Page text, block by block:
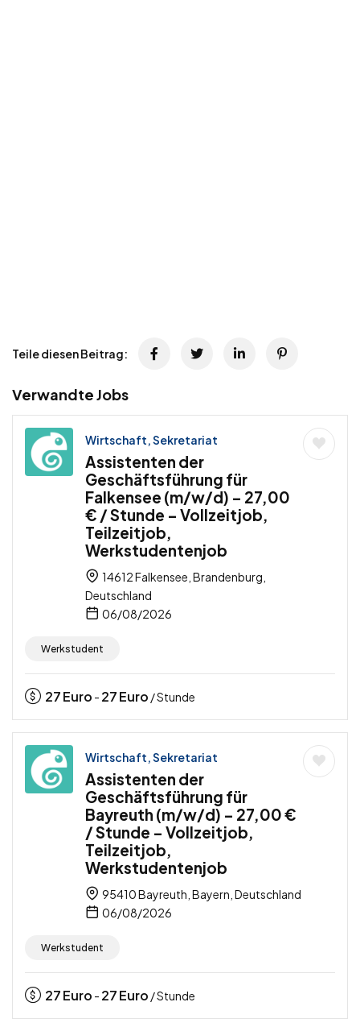
Teile diesen Beitrag:
Verwandte Jobs
Wirtschaft, Sekretariat
Assistenten der
Geschäftsführung für
Falkensee (m/w/d) – 27,00
€ / Stunde – Vollzeitjob,
Teilzeitjob,
Werkstudentenjob
14612 Falkensee, Brandenburg,
Deutschland
06/08/2026
Werkstudent
27Euro - 27Euro / Stunde
Wirtschaft, Sekretariat
Assistenten der
Geschäftsführung für
Bayreuth (m/w/d) – 27,00 €
/ Stunde – Vollzeitjob,
Teilzeitjob,
Werkstudentenjob
95410 Bayreuth, Bayern, Deutschland
06/08/2026
Werkstudent
27Euro - 27Euro / Stunde